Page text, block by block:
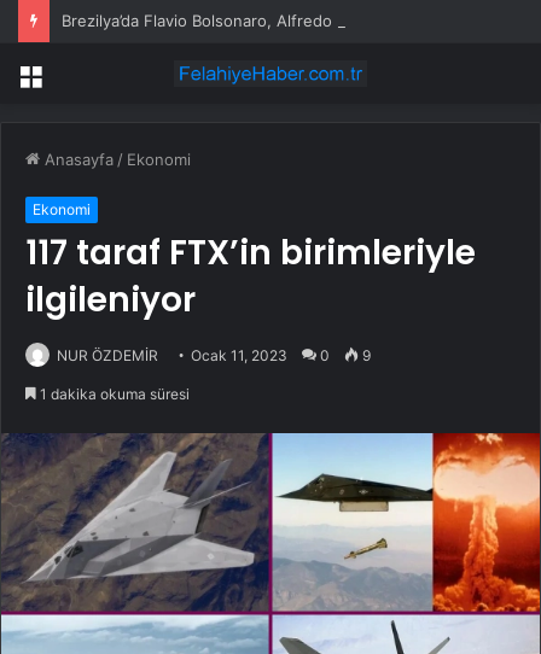
Menü
Anasayfa / Ekonomi
Ekonomi
117 taraf FTX’in birimleriyle
ilgileniyor
NUR ÖZDEMİR Ocak 11, 2023 0 9
1 dakika okuma süresi